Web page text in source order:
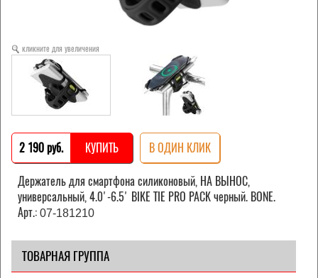
кликните для увеличения
2 190 pуб. КУПИТЬ В ОДИН КЛИК
Держатель для смартфона силиконовый, НА ВЫНОС,
универсальный, 4.0'-6.5' BIKE TIE PRO PACK черный. BONE.
Арт.: 07-181210
ТОВАРНАЯ ГРУППА